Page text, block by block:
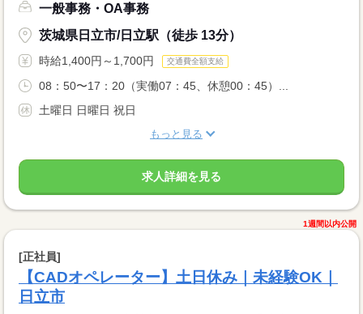
一般事務・OA事務
茨城県日立市/日立駅（徒歩 13分）
時給1,400円～1,700円 交通費全額支給
08：50〜17：20（実働07：45、休憩00：45）...
土曜日 日曜日 祝日
もっと見る
求人詳細を見る
1週間以内公開
[正社員]
【CADオペレーター】土日休み｜未経験OK｜
日立市